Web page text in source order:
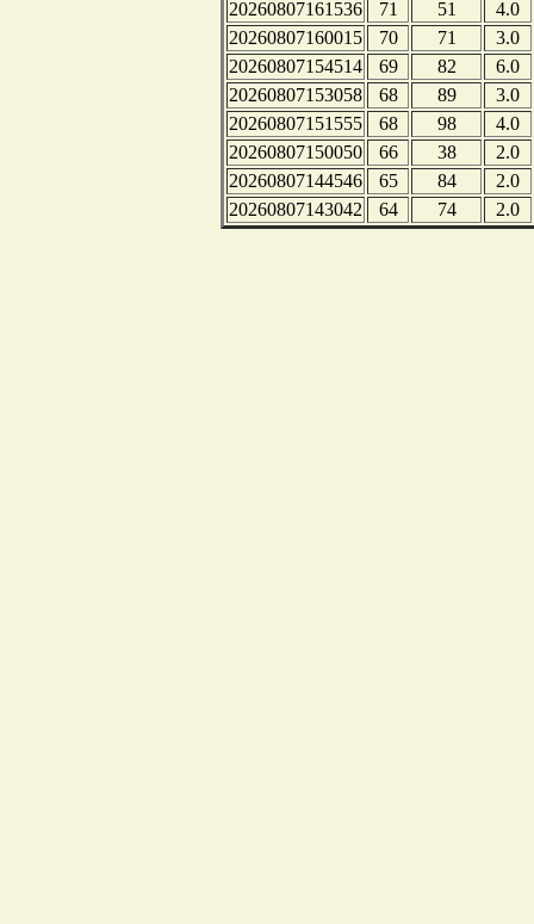
20260807161536 71 51
4.0
20260807160015
70 71
3.0
20260807154514
69 82
6.0
20260807153058
68 89
3.0
20260807151555
68 98
4.0
20260807150050
66 38
2.0
20260807144546
65 84
2.0
20260807143042
64 74 2.0